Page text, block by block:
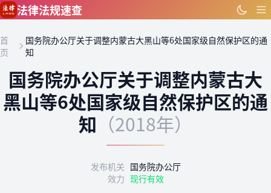
跳到主要内容
法律法规速查
首
页
国务院办公厅关于调整内蒙古大黑山等6处国家级自然保护区的通
知
国务院办公厅关于调整内蒙古大
黑山等6处国家级自然保护区的通
知 （2018年）
发布机关 国务院办公厅
效力 现行有效